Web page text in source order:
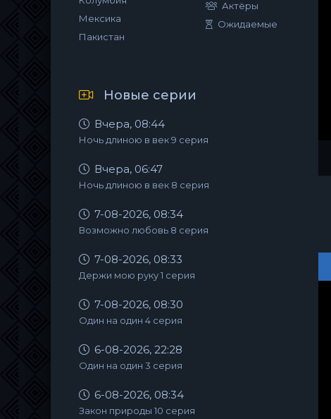
Мексика
Пакистан
Актёры
Ожидаемые
Новые серии
Вчера, 08:44
Ночь длиною в век 9 серия
Вчера, 06:47
Ночь длиною в век 8 серия
7-08-2026, 08:34
Возможно любовь 8 серия
7-08-2026, 08:33
Держи мою руку 1 серия
7-08-2026, 08:30
Один на один 4 серия
6-08-2026, 22:28
Один на один 3 серия
6-08-2026, 08:34
Закон природы 10 серия